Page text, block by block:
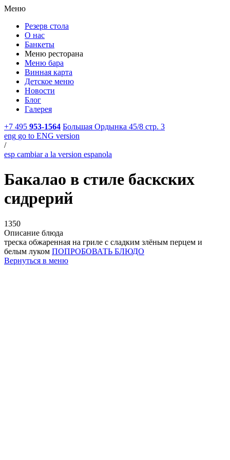
Меню
Резерв стола
О нас
Банкеты
Меню ресторана
Меню бара
Винная карта
Детское меню
Новости
Блог
Галерея
+7 495 953-1564 Большая Ордынка 45/8 стр. 3
eng go to ENG version
/
esp cambiar a la version espanola
Бакалао в стиле баскских
сидрерий
1350
Описание блюда
треска обжаренная на гриле с сладким злёным перцем и
белым луком ПОПРОБОВАТЬ БЛЮДО
Вернуться в меню